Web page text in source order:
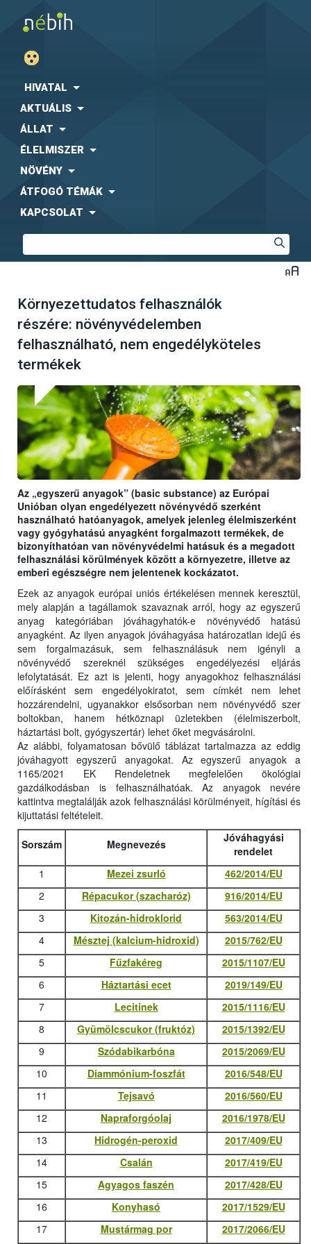
HIVATAL
AKTUÁLIS
ÁLLAT
ÉLELMISZER
NÖVÉNY
ÁTFOGÓ TÉMÁK
KAPCSOLAT
Környezettudatos felhasználók
részére: növényvédelemben
felhasználható, nem engedélyköteles
termékek
Az „egyszerű anyagok” (basic substance) az Európai
Unióban olyan engedélyezett növényvédő szerként
használható hatóanyagok, amelyek jelenleg élelmiszerként
vagy gyógyhatású anyagként forgalmazott termékek, de
bizonyíthatóan van növényvédelmi hatásuk és a megadott
felhasználási körülmények között a környezetre, illetve az
emberi egészségre nem jelentenek kockázatot.
Ezek az anyagok európai uniós értékelésen mennek keresztül,
mely alapján a tagállamok szavaznak arról, hogy az egyszerű
anyag kategóriában jóváhagyhatók-e növényvédő hatású
anyagként. Az ilyen anyagok jóváhagyása határozatlan idejű és
sem forgalmazásuk, sem felhasználásuk nem igényli a
növényvédő szereknél szükséges engedélyezési eljárás
lefolytatását. Ez azt is jelenti, hogy anyagokhoz felhasználási
előírásként sem engedélyokiratot, sem címkét nem lehet
hozzárendelni, ugyanakkor elsősorban nem növényvédő szer
boltokban, hanem hétköznapi üzletekben (élelmiszerbolt,
háztartási bolt, gyógyszertár) lehet őket megvásárolni.
Az alábbi, folyamatosan bővülő táblázat tartalmazza az eddig
jóváhagyott egyszerű anyagokat. Az egyszerű anyagok a
1165/2021 EK Rendeletnek megfelelően ökológiai
gazdálkodásban is felhasználhatóak. Az anyagok nevére
kattintva megtalálják azok felhasználási körülményeit, hígítási és
kijuttatási feltételeit.
Sorszám Megnevezés
Jóváhagyási
rendelet
1
Mezei zsurló
462/2014/EU
2
Répacukor (szacharóz)
916/2014/EU
3
Kitozán-hidroklorid
563/2014/EU
4
Mésztej (kalcium-hidroxid)
2015/762/EU
5
Fűzfakéreg
2015/1107/EU
6
Háztartási ecet
2019/149/EU
7
Lecitinek
2015/1116/EU
8
Gyümölcscukor (fruktóz)
2015/1392/EU
9
Szódabikarbóna
2015/2069/EU
10
Diammónium-foszfát
2016/548/EU
11
Tejsavó
2016/560/EU
12
Napraforgóolaj
2016/1978/EU
13
Hidrogén-peroxid
2017/409/EU
14
Csalán
2017/419/EU
15
Agyagos faszén
2017/428/EU
16
Konyhasó
2017/1529/EU
17
Mustármag por 2017/2066/EU